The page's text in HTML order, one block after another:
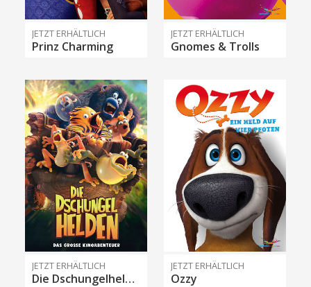
JETZT ERHÄLTLICH
Prinz Charming
JETZT ERHÄLTLICH
Gnomes & Trolls
JETZT ERHÄLTLICH
Die Dschungelhelden - Das große Kinoabenteuer
JETZT ERHÄLTLICH
Ozzy